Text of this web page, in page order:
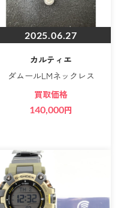
2025.06.27
カルティエ
ダムールLMネックレス
買取価格
140,000円